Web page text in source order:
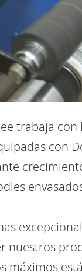
trabaja con
con
nuestros
máximos